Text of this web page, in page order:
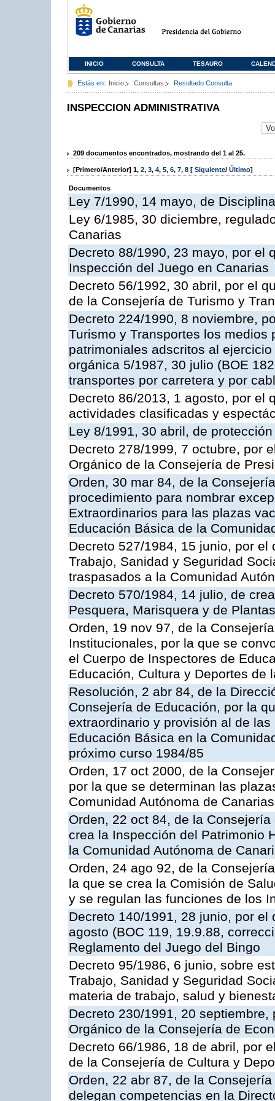
INICIO CONSULTA TESAURO
Estás en: Inicio Consultas Resultado Consulta
INSPECCION ADMINISTRATIVA
209 documentos encontrados, mostrando del 1 al 25.
[Primero/Anterior] 1, 2, 3, 4, 5, 6, 7, 8 [ Siguiente/ Último]
Documentos
Ley 7/1990, 14 mayo, de
Ley 6/1985, 30 diciembre,
Canarias
Decreto 88/1990, 23 mayo, por el
Inspección del Juego en Canarias
Decreto 56/1992, 30 abril, por el
de la Consejería de Turismo y
Decreto 224/1990, 8 noviembre,
Turismo y Transportes los
patrimoniales adscritos al
orgánica 5/1987, 30 julio (BOE
transportes por carretera y por
Decreto 86/2013, 1 agosto, por el
actividades clasificadas y
Ley 8/1991, 30 abril, de
Decreto 278/1999, 7 octubre, por
Orgánico de la Consejería de
Orden, 30 mar 84, de la
procedimiento para nombrar
Extraordinarios para las plazas
Educación Básica de la
Decreto 527/1984, 15 junio, por
Trabajo, Sanidad y Seguridad
traspasados a la Comunidad
Decreto 570/1984, 14 julio, de
Pesquera, Marisquera y de
Orden, 19 nov 97, de la
Institucionales, por la que se
el Cuerpo de Inspectores de
Educación, Cultura y Deportes de
Resolución, 2 abr 84, de la
Consejería de Educación, por la
extraordinario y provisión al de
Educación Básica en la
próximo curso 1984/85
Orden, 17 oct 2000, de la
por la que se determinan las
Comunidad Autónoma de Canarias
Orden, 22 oct 84, de la
crea la Inspección del Patrimonio
la Comunidad Autónoma de
Orden, 24 ago 92, de la
la que se crea la Comisión de
y se regulan las funciones de los
Decreto 140/1991, 28 junio, por
agosto (BOC 119, 19.9.88,
Reglamento del Juego del Bingo
Decreto 95/1986, 6 junio, sobre
Trabajo, Sanidad y Seguridad
materia de trabajo, salud y
Decreto 230/1991, 20
Orgánico de la Consejería de
Decreto 66/1986, 18 de abril, por
de la Consejería de Cultura y
Orden, 22 abr 87, de la
delegan competencias en la